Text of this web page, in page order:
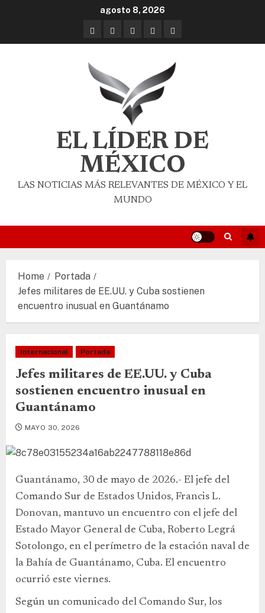
agosto 8, 2026
EL LÍDER DE
MÉXICO
LAS NOTICIAS MÁS RELEVANTES DE MÉXICO Y EL
MUNDO
Home
Portada
Jefes militares de EE.UU. y Cuba sostienen
encuentro inusual en Guantánamo
Internacional Portada
Jefes militares de EE.UU. y Cuba
sostienen encuentro inusual en
Guantánamo
MAYO 30, 2026
Guantánamo, 30 de mayo de 2026.- El jefe del
Comando Sur de Estados Unidos, Francis L.
Donovan, mantuvo un encuentro con el jefe del
Estado Mayor General de Cuba, Roberto Legrá
Sotolongo, en el perímetro de la estación naval de
la Bahía de Guantánamo, Cuba. El encuentro
ocurrió este viernes.
Según un comunicado del Comando Sur, los